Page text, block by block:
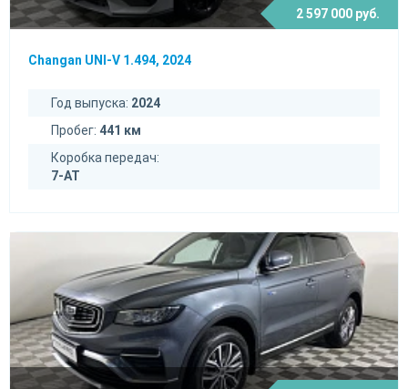
2 597 000 руб.
Changan UNI-V 1.494, 2024
Год выпуска: 2024
Пробег: 441 км
Коробка передач:
7-AT